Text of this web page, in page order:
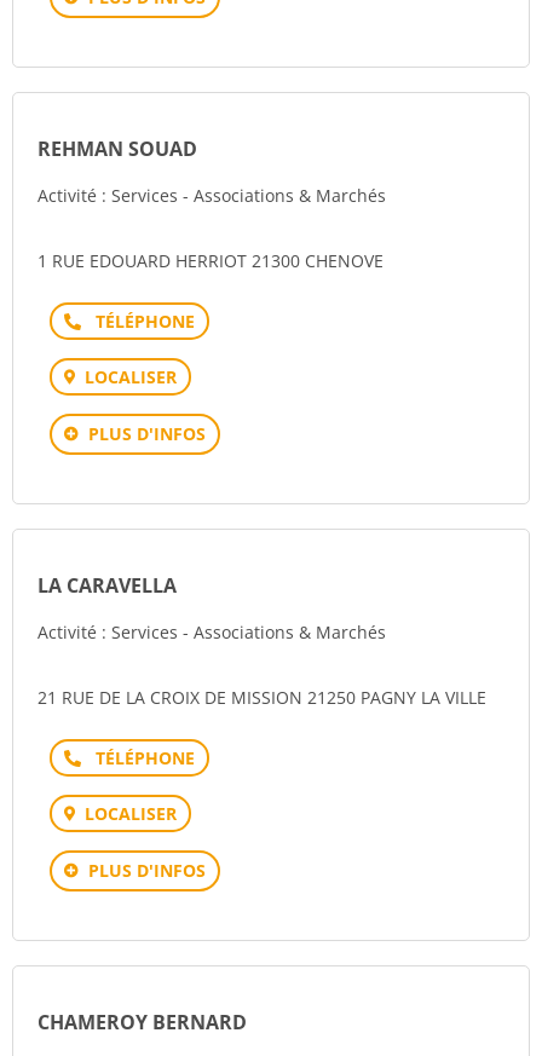
REHMAN SOUAD
Activité : Services - Associations & Marchés
1 RUE EDOUARD HERRIOT 21300 CHENOVE
Téléphone
LOCALISER
PLUS D'INFOS
LA CARAVELLA
Activité : Services - Associations & Marchés
21 RUE DE LA CROIX DE MISSION 21250 PAGNY LA VILLE
Téléphone
LOCALISER
PLUS D'INFOS
CHAMEROY BERNARD